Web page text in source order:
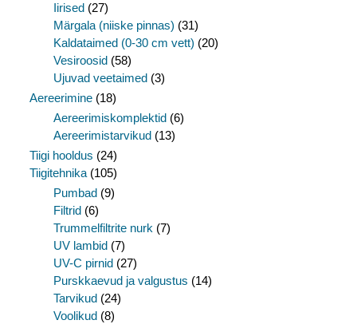
Iirised (27)
Märgala (niiske pinnas) (31)
Kaldataimed (0-30 cm vett) (20)
Vesiroosid (58)
Ujuvad veetaimed (3)
Aereerimine (18)
Aereerimiskomplektid (6)
Aereerimistarvikud (13)
Tiigi hooldus (24)
Tiigitehnika (105)
Pumbad (9)
Filtrid (6)
Trummelfiltrite nurk (7)
UV lambid (7)
UV-C pirnid (27)
Purskkaevud ja valgustus (14)
Tarvikud (24)
Voolikud (8)